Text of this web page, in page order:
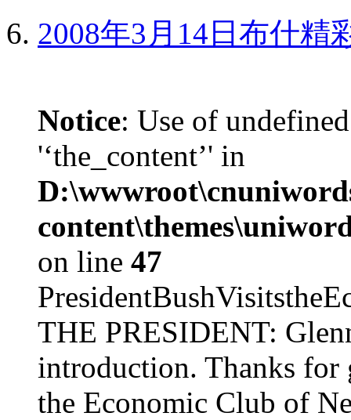
2008年3月14日布什精
Notice: Use of
'‘the_content’' in
on line 47
THE PRESIDENT:
introduction. Thanks for
the Economic Club of